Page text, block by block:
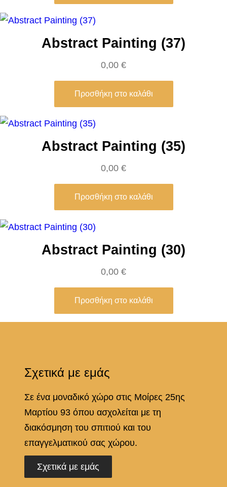
τ
Abstract Painting (37)
0,00 €
Προσθήκη στο καλάθι
Abstract Painting (35)
0,00 €
Προσθήκη στο καλάθι
Abstract Painting (30)
0,00 €
Προσθήκη στο καλάθι
Σχετικά με εμάς
Σε ένα μοναδικό χώρο στις Μοίρες 25ης
Μαρτίου 93 όπου ασχολείται με τη
διακόσμηση του σπιτιού και του
επαγγελματικού σας χώρου.
Σχετικά με εμάς